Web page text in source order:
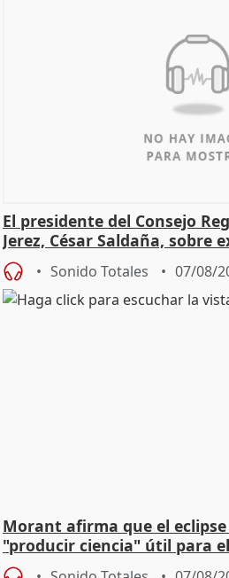
El presidente del Consejo
Jerez, César Saldaña, sobre
Sonido Totales 07/08/
Morant afirma que el
"producir ciencia" útil para